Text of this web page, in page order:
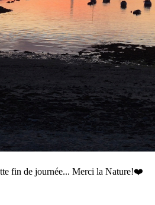
fin de journée... Merci la Nature!❤️